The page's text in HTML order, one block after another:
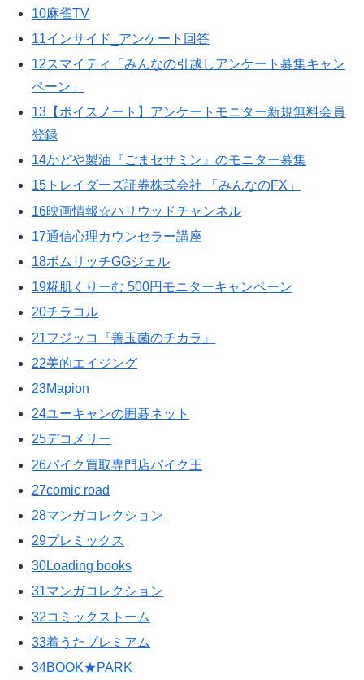
10麻雀TV
11インサイド_アンケート回答
12スマイティ「みんなの引越しアンケート募集キャン
ペーン」
13【ボイスノート】アンケートモニター新規無料会員
登録
14かどや製油『ごまセサミン』のモニター募集
15トレイダーズ証券株式会社 「みんなのFX」
16映画情報☆ハリウッドチャンネル
17通信心理カウンセラー講座
18ボムリッチGGジェル
19糀肌くりーむ 500円モニターキャンペーン
20チラコル
21フジッコ『善玉菌のチカラ』
22美的エイジング
23Mapion
24ユーキャンの囲碁ネット
25デコメリー
26バイク買取専門店バイク王
27comic road
28マンガコレクション
29プレミックス
30Loading books
31マンガコレクション
32コミックストーム
33着うたプレミアム
34BOOK★PARK